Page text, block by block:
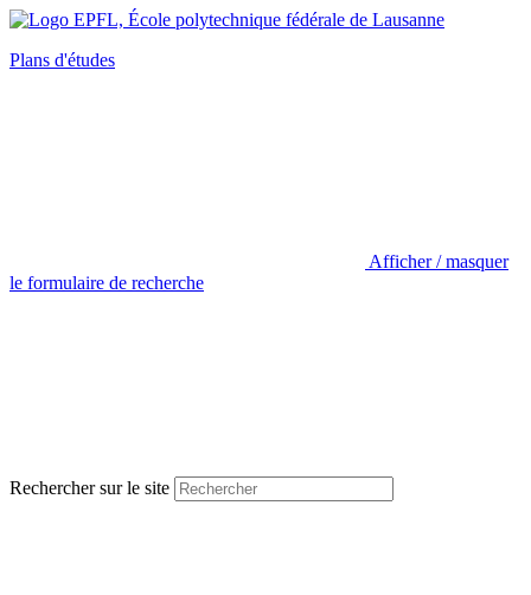
Plans d'études
Afficher / masquer
le formulaire de recherche
Rechercher sur le site